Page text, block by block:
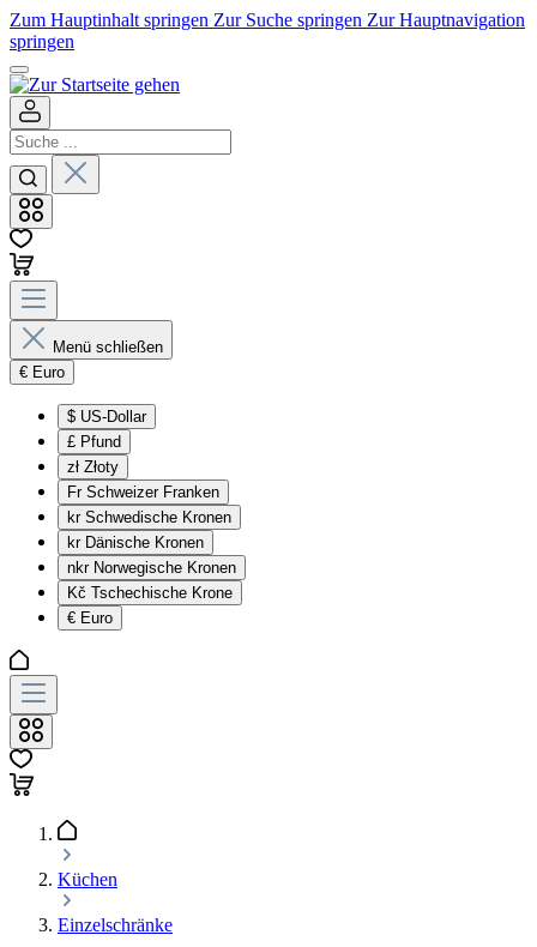
Zum Hauptinhalt springen Zur Suche springen Zur Hauptnavigation
springen
Menü schließen
€ Euro
$ US-Dollar
£ Pfund
zł Złoty
Fr Schweizer Franken
kr Schwedische Kronen
kr Dänische Kronen
nkr Norwegische Kronen
Kč Tschechische Krone
€ Euro
Küchen
Einzelschränke